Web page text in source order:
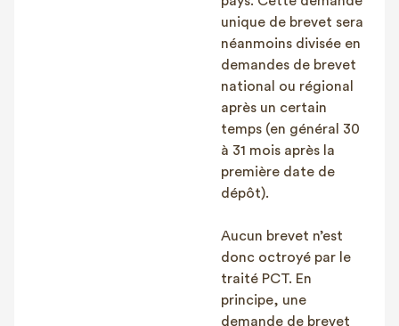
unique de brevet sera
néanmoins divisée en
demandes de brevet
national ou régional
après un certain
temps (en général 30
à 31 mois après la
première date de
dépôt).
Aucun brevet n’est
donc octroyé par le
traité PCT. En
principe, une
demande de brevet